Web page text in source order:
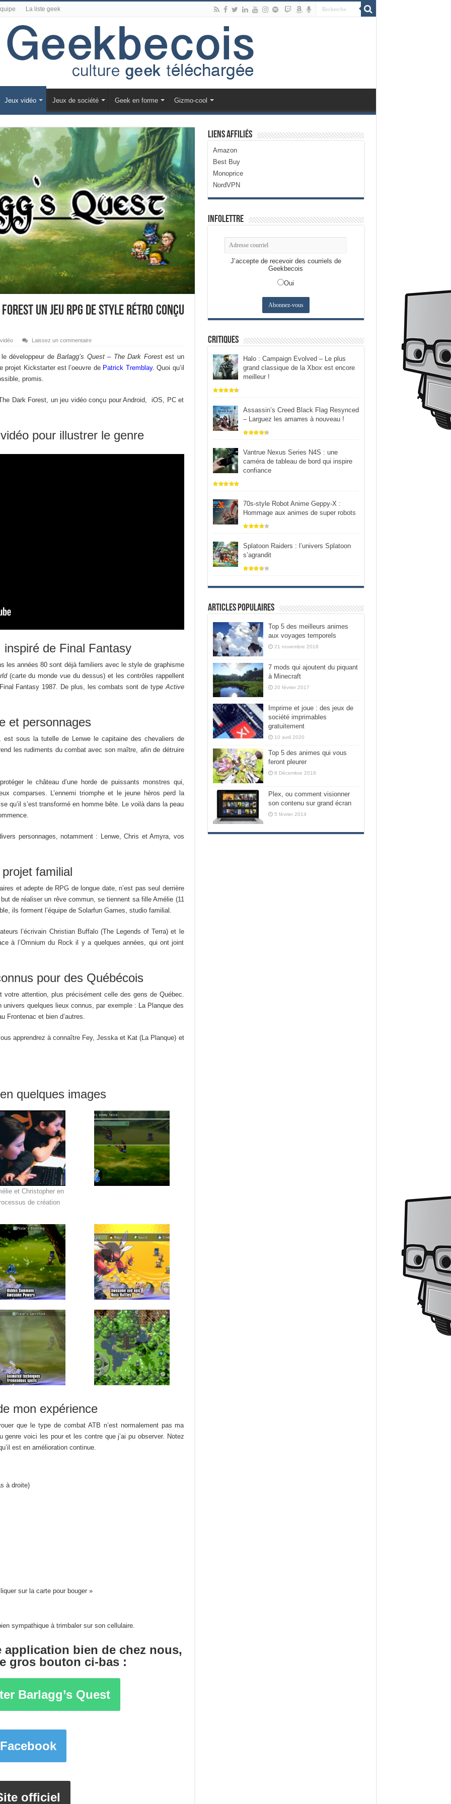
La liste geek
Jeux vidéo Jeux de société Geek en forme Gizmo-cool
un jeu RPG de style rétro conçu
Laissez un commentaire
développeur de Barlagg’s Quest – The Dark Forest est un
projet Kickstarter est l’oeuvre de Patrick Tremblay. Quoi qu’il
promis.
Dark Forest, un jeu vidéo conçu pour Android, iOS, PC et
pour illustrer le genre
de Final Fantasy
les années 80 sont déjà familiers avec le style de graphisme
(carte du monde vue du dessus) et les contrôles rappellent
Fantasy 1987. De plus, les combats sont de type Active
et personnages
est sous la tutelle de Lenwe le capitaine des chevaliers de
les rudiments du combat avec son maître, afin de détruire
le château d’une horde de puissants monstres qui,
comparses. L’ennemi triomphe et le jeune héros perd la
qu’il s’est transformé en homme bête. Le voilà dans la peau
personnages, notamment : Lenwe, Chris et Amyra, vos
familial
et adepte de RPG de longue date, n’est pas seul derrière
de réaliser un rêve commun, se tiennent sa fille Amélie (11
ils forment l’équipe de Solarfun Games, studio familial.
l’écrivain Christian Buffalo (The Legends of Terra) et le
à l’Omnium du Rock il y a quelques années, qui ont joint
pour des Québécois
attention, plus précisément celle des gens de Québec.
quelques lieux connus, par exemple : La Planque des
et bien d’autres.
apprendrez à connaître Fey, Jesska et Kat (La Planque) et
quelques images
et Christopher en
de création
mon expérience
que le type de combat ATB n’est normalement pas ma
voici les pour et les contre que j’ai pu observer. Notez
est en amélioration continue.
à droite)
sur la carte pour bouger »
sympathique à trimbaler sur son cellulaire.
application bien de chez nous,
gros bouton ci-bas :
Barlagg’s Quest
Facebook
officiel
Liens Affiliés
Amazon
Best Buy
Monoprice
NordVPN
Infolettre
J’accepte de recevoir des courriels de
Geekbecois
Oui
Critiques
Halo : Campaign Evolved – Le plus
grand classique de la Xbox est encore
meilleur !
Assassin’s Creed Black Flag Resynced
– Larguez les amarres à nouveau !
Vantrue Nexus Series N4S : une
caméra de tableau de bord qui inspire
confiance
70s-style Robot Anime Geppy-X :
Hommage aux animes de super robots
Splatoon Raiders : l’univers Splatoon
s’agrandit
Articles populaires
Top 5 des meilleurs animes
aux voyages temporels
21 novembre 2018
7 mods qui ajoutent du piquant
à Minecraft
20 février 2017
Imprime et joue : des jeux de
société imprimables
gratuitement
10 avril 2020
Top 5 des animes qui vous
feront pleurer
8 Décembre 2018
Plex, ou comment visionner
son contenu sur grand écran
5 février 2014